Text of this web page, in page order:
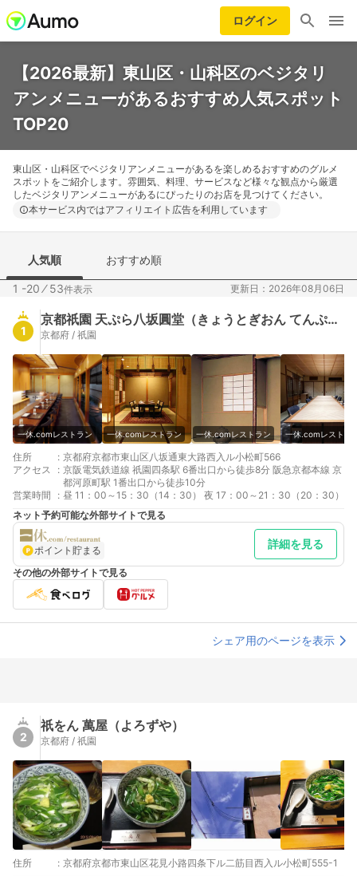
ログイン
【2026最新】東山区・山科区のベジタリ
アンメニューがあるおすすめ人気スポット
TOP20
東山区・山科区でベジタリアンメニューがあるを楽しめるおすすめのグルメ
スポットをご紹介します。雰囲気、料理、サービスなど様々な観点から厳選
したベジタリアンメニューがあるにぴったりのお店を見つけてください。
本サービス内ではアフィリエイト広告を利用しています
人気順 おすすめ順
1 -20 ⁄53件表示 更新日：2026年08月06日
1
京都祇園 天ぷら八坂圓堂（きょうとぎおん てんぷら やさかえんどう）
京都府 / 祇園
一休.comレストラン 一休.comレストラン 一休.comレストラン 一休.comレストラ
住所 : 京都府京都市東山区八坂通東大路西入ル小松町566
アクセス
: 京阪電気鉄道線 祇園四条駅 6番出口から徒歩8分 阪急京都本線 京
都河原町駅 1番出口から徒歩10分
営業時間
: 昼 11：00～15：30（14：30） 夜 17：00～21：30（20：30）
ネット予約可能な外部サイトで見る
ポイント貯まる 詳細を見る
その他の外部サイトで見る
シェア用のページを表示
2
祇をん 萬屋（よろずや）
京都府 / 祇園
住所 : 京都府京都市東山区花見小路四条下ル二筋目西入ル小松町555-1